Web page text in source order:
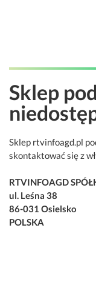
Sklep
Sklep rtvinfoagd.pl
skontaktować się z
RTVINFOAGD
ul. Leśna 38
86-031 Osielsko
POLSKA